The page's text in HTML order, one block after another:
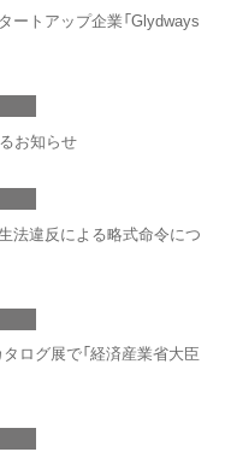
ートアップ企業「Glydways
お知らせ
法違反による略式命令につ
タログ展で「経済産業省大臣